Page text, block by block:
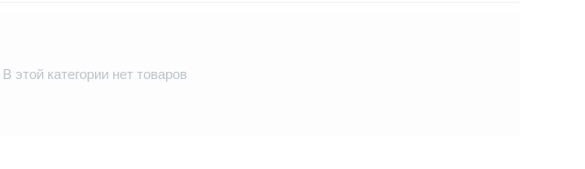
В этой категории нет товаров